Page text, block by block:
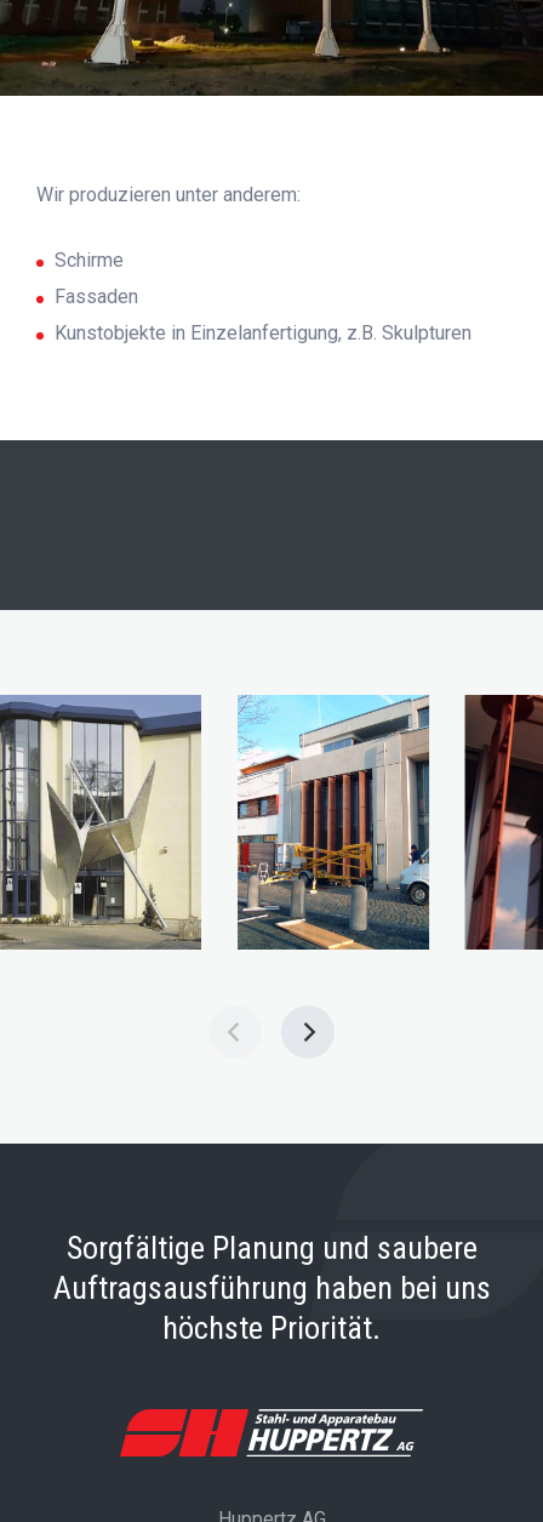
Wir produzieren unter anderem:
Schirme
Fassaden
Kunstobjekte in Einzelanfertigung, z.B. Skulpturen
Sorgfältige Planung und saubere
Auftragsausführung haben bei uns
höchste Priorität.